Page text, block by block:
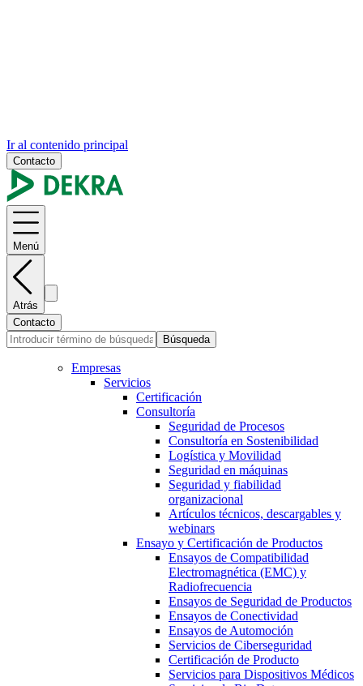
Ir al contenido principal
Contacto
Menú
Atrás
Contacto
Búsqueda
Empresas
Servicios
Certificación
Consultoría
Seguridad de Procesos
Consultoría en Sostenibilidad
Logística y Movilidad
Seguridad en máquinas
Seguridad y fiabilidad
organizacional
Artículos técnicos, descargables y
webinars
Ensayo y Certificación de Productos
Ensayos de Compatibilidad
Electromagnética (EMC) y
Radiofrecuencia
Ensayos de Seguridad de Productos
Ensayos de Conectividad
Ensayos de Automoción
Servicios de Ciberseguridad
Certificación de Producto
Servicios para Dispositivos Médicos